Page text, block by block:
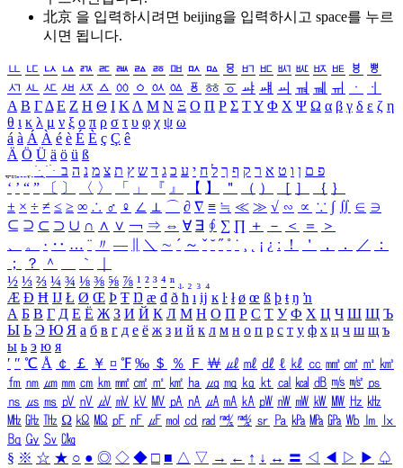
北京 을 입력하시려면 beijing을 입력하시고 space를 누르
시면 됩니다.
ㅥ ㅦ ㅧ ㅨ ㅩ ㅪ ㅫ ㅬ ㅭ ㅮ ㅯ ㅰ ㅱ ㅲ ㅳ ㅴ ㅵ ㅶ ㅷ ㅸ
ㅹ
ㅺ ㅻ ㅼ ㅽ ㅾ ㅿ ㆀ ㆁ ㆂ ㆃ ㆄ ㆅ ㆆ ㆇ ㆈ ㆉ ㆊ ㆋ ㆌ ㆍ
ㆎ
Α Β ΓΔ Ε Ζ Η Θ Ι ΚΛ Μ Ν Ξ Ο Π Ρ Σ ΤΥ Φ Χ Ψ Ω α β γ δ ε ζ η
θ ι κ λ μ ν ξ ο π ρ σ τ υ φ χ ψ ω
á à Á À é è É È ç Ç ê
Ä Ö Ü ä ö ü ß
ִֶֹ ֻּ ׁׂ פ ם ן ו ט א ר ק ף ך ל ח י ע כ ג ד ש ץ ת צ מ נ ה ב
‘ ’ “ ” 〔 〕 〈 〉 「 」 『 』 【 】 ＂ （ ） ［ ］ ｛ ｝
± × ÷ ≠ ≤ ≥ ∞ ∴ ♂ ♀ ∠ ⊥ ⌒ ∂ ∇ ≡ ≒ ≪ ≫ √ ∽ ∝ ∵ ∫ ∬ ∈ ∋
⊆ ⊇ ⊂ ⊃ ∪ ∩ ∧ ∨ ￢ ⇒ ⇔ ∀ ∃ ∮ ∑ ∏ ＋ － ＜ ＝
＞
、
。 · ‥ … ¨ 〃 ― ＼ ∼ ´ ～ ˇ ˘ ˝ ˚ ˙ ¸ ¡ ¿ ː ！ ＇ ， ． ／
：
；
？ ＾ ｀
½ ⅓ ⅔ ¼ ¾ ⅛ ⅜ ⅝ ⅞ ¹ ² ³ ⁴ ⁿ ₁ ₂ ₃ ₄
Æ Ð Ħ Ĳ Ł Ø Œ Þ Ŧ Ŋ æ đ ð ħ ı ĳ ĸ ŀ ł ø œ ß þ ŧ ŋ ŉ
А Б В Г Д Е Ё Ж З И Й К Л М Н О П Р С Т У Ф Х Ц Ч Ш Щ Ъ
Ы Ь Э Ю Я а б в г д е ё ж з и й к л м н о п р с т у ф х ц ч ш щ ъ
ы ь э ю я
′ ″ ℃ Å ￠ ￡ ￥ ¤ ℉ ‰ ＄ ％ Ｆ ￦ ㎕ ㎖ ㎗ ℓ ㎘ ㏄ ㎣ ㎤ ㎥ ㎦
㎙ ㎚ ㎛ ㎜ ㎝ ㎞ ㎟ ㎠ ㎡ ㎢ ㏊ ㎍ ㎎ ㎏ ㏏ ㎈ ㎉ ㏈ ㎧ ㎨ ㎰
㎱ ㎲ ㎳ ㎴ ㎵ ㎶ ㎷ ㎸ ㎹ ㎀ ㎁ ㎂ ㎃ ㎄ ㎺ ㎻ ㎽ ㎾ ㎿ ㎐ ㎑
㎒ ㎓ ㎔ Ω ㏀ ㏁ ㎊ ㎋ ㎌ ㏖ ㏅ ㎭ ㎮ ㎯ ㏛ ㎩ ㎪ ㎫ ㎬ ㏝ ㏐
㏓
㏃ ㏉ ㏜ ㏆
§ ※ ☆ ★ ○ ● ◎ ◇ ◆ □ ■ △ ▽ → ← ↑ ↓ ↔ 〓 ◁ ◀ ▷ ▶ ♤